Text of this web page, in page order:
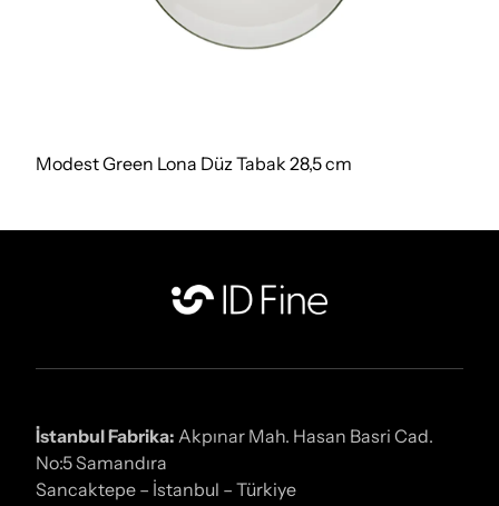
Modest Green Lona Düz Tabak 28,5 cm
İstanbul Fabrika: Akpınar Mah. Hasan Basri Cad.
No:5 Samandıra
Sancaktepe – İstanbul – Türkiye